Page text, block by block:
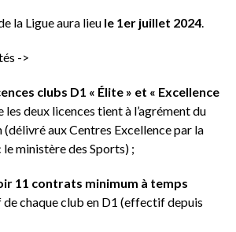
la Ligue aura lieu le 1er juillet 2024
->
clubs D1 « Élite » et « Excellence
les deux licences tient à l’agrément du
aux Centres Excellence par la
ministère des Sports) ;
11 contrats minimum à temps
chaque club en D1 (effectif depuis